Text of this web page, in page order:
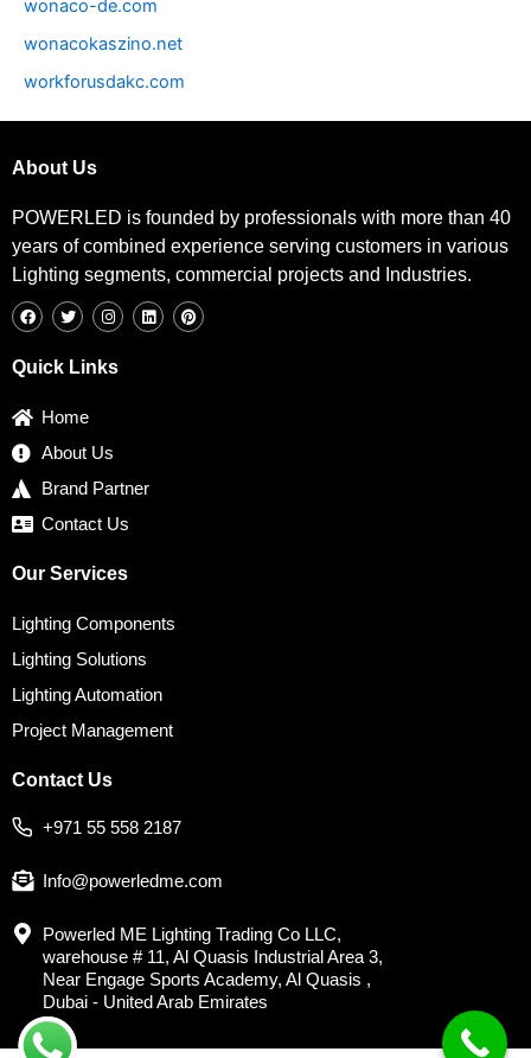
wonaco-de.com
wonacokaszino.net
workforusdakc.com
About Us
POWERLED is founded by professionals with more than 40
years of combined experience serving customers in various
Lighting segments, commercial projects and Industries.
a
c
o
w
i
t
e
n
s
g
i
n
i
n
Quick Links
Home
About Us
Brand Partner
Contact Us
Our Services
Lighting Components
Lighting Solutions
Lighting Automation
Project Management
Contact Us
+971 55 558 2187
Info@powerledme.com
Powerled ME Lighting Trading Co LLC,
warehouse # 11, Al Quasis Industrial Area 3,
Near Engage Sports Academy, Al Quasis ,
Dubai - United Arab Emirates